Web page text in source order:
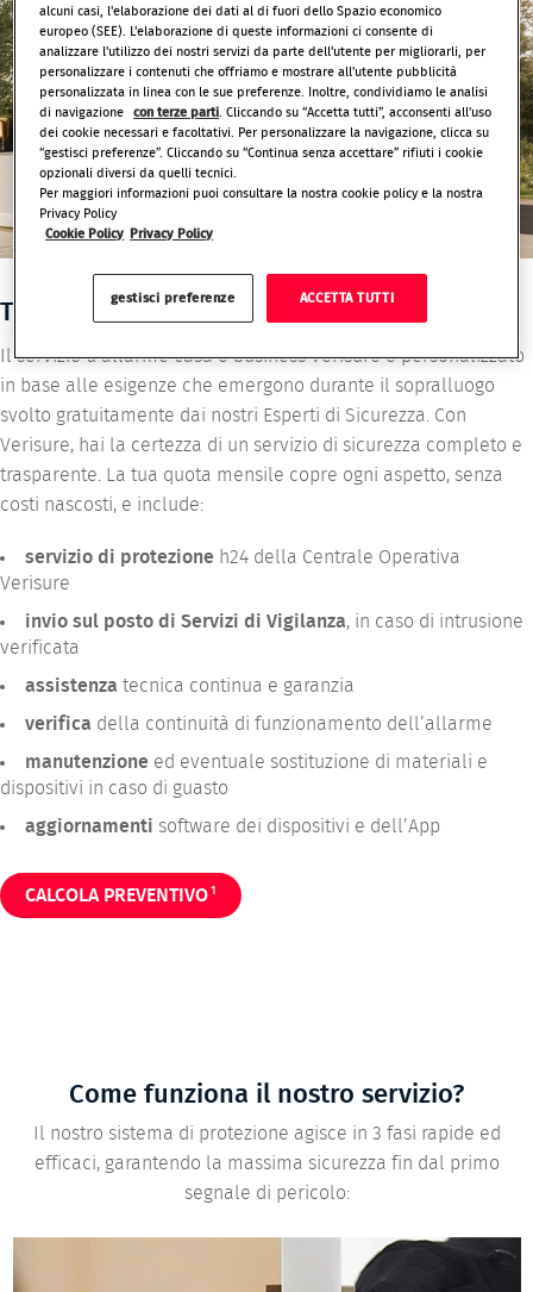
TUTTO INCLUSO, SENZA SORPRESE
Il servizio d’allarme casa e business Verisure è personalizzato
in base alle esigenze che emergono durante il sopralluogo
svolto gratuitamente dai nostri Esperti di Sicurezza. Con
Verisure, hai la certezza di un servizio di sicurezza completo e
trasparente. La tua quota mensile copre ogni aspetto, senza
costi nascosti, e include:
servizio di protezione h24 della Centrale Operativa
Verisure
invio sul posto di Servizi di Vigilanza, in caso di intrusione
verificata
assistenza tecnica continua e garanzia
verifica della continuità di funzionamento dell’allarme
manutenzione ed eventuale sostituzione di materiali e
dispositivi in caso di guasto
aggiornamenti software dei dispositivi e dell’App
CALCOLA PREVENTIVO 1
Come funziona il nostro servizio?
Il nostro sistema di protezione agisce in 3 fasi rapide ed
efficaci, garantendo la massima sicurezza fin dal primo
segnale di pericolo:
alcuni casi, l'elaborazione dei dati al di fuori dello Spazio economico
europeo (SEE). L'elaborazione di queste informazioni ci consente di
analizzare l'utilizzo dei nostri servizi da parte dell'utente per migliorarli, per
personalizzare i contenuti che offriamo e mostrare all'utente pubblicità
personalizzata in linea con le sue preferenze. Inoltre, condividiamo le analisi
di navigazione
con terze parti. Cliccando su “Accetta tutti”, acconsenti all'uso
dei cookie necessari e facoltativi. Per personalizzare la navigazione, clicca su
“gestisci preferenze”. Cliccando su “Continua senza accettare” rifiuti i cookie
opzionali diversi da quelli tecnici.
Per maggiori informazioni puoi consultare la nostra cookie policy e la nostra
Privacy Policy
Cookie Policy
Privacy Policy
gestisci preferenze ACCETTA TUTTI